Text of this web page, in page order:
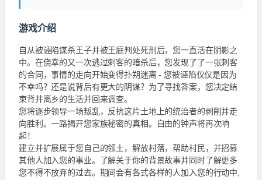
游戏介绍
自从被诬陷谋杀王子并被王庭判处死刑后，您一直活在阴影之
中。在侥幸的又一次逃过刺客的暗杀后，您发现了了一张刺客
的合同，事情的走向开始变得扑朔迷离 - 您被诬陷仅仅是因为
不幸吗？还是说背后有更大的阴谋？为了寻找答案，您决定结
束背井离乡的生活并回来调查。
您将逐步领导一场叛乱，反抗这片土地上的统治者的剥削并走
向胜利。一路揭开您家族秘密的真相。自由的钟声将再次响
起！
建立并扩展属于您自己的领土，解放村落，帮助村民，并招募
其他人加入您的事业。了解关于你的背景故事并同时了解更多
您不得不放弃的过去。期间会有各式各样的人加入您的行动中,